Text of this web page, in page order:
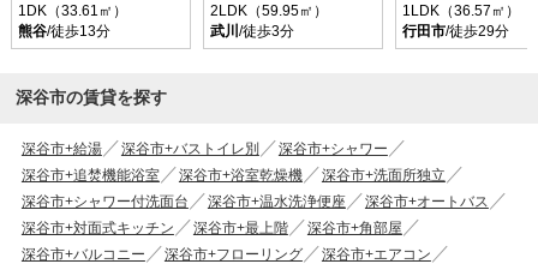
1DK（33.61㎡）
熊谷/徒歩13分
2LDK（59.95㎡）
武川 /徒歩3分
1LDK（36.57㎡）
行田市/徒歩29分
深谷市の賃貸を探す
深谷市+給湯 深谷市+バストイレ別
深谷市+シャワー
深谷市+追焚機能浴室
深谷市+浴室乾燥機
深谷市+洗面所独立
深谷市+シャワー付洗面台
深谷市+温水洗浄便座
深谷市+オートバス
深谷市+対面式キッチン
深谷市+最上階
深谷市+角部屋
深谷市+バルコニー
深谷市+フローリング
深谷市+エアコン